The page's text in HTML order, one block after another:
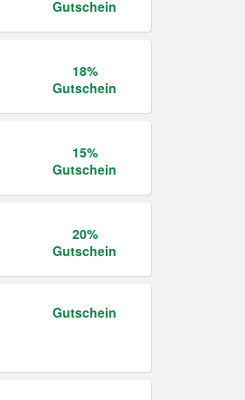
Gutschein
18%
Gutschein
15%
Gutschein
20%
Gutschein
Gutschein